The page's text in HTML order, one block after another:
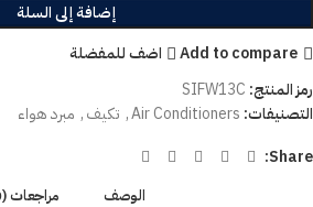
إضافة إلى السلة
Add to compare
اضف للمفضلة
رمز المنتج: SIFW13C
التصنيفات: Air Conditioners
, تكيف, مبرد هواء
Share:
الوصف مراجعات (0)